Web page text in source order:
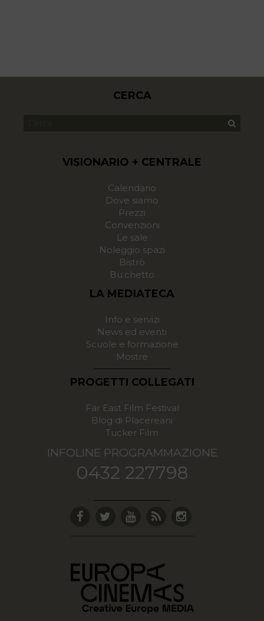
CERCA
VISIONARIO + CENTRALE
Calendario
Dove siamo
Prezzi
Convenzioni
Le sale
Noleggio spazi
Bistrò
Bu.chetto
LA MEDIATECA
Info e servizi
News ed eventi
Scuole e formazione
Mostre
PROGETTI COLLEGATI
Far East Film Festival
Blog di Placereani
Tucker Film
INFOLINE PROGRAMMAZIONE
0432 227798